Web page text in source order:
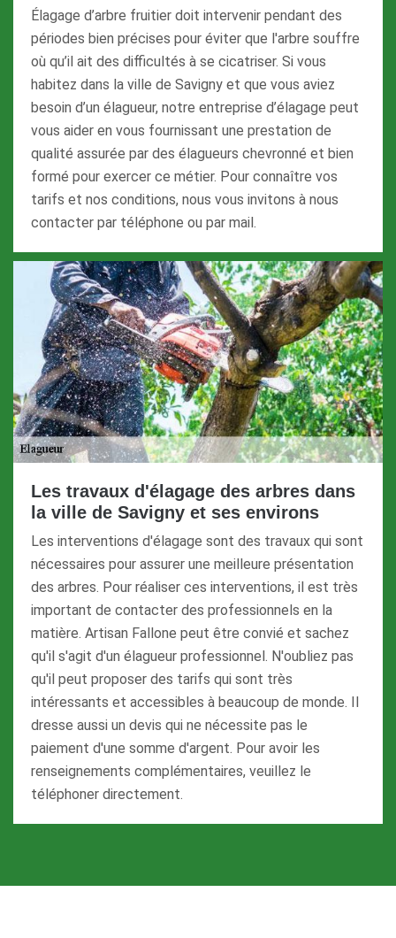
Élagage d’arbre fruitier doit intervenir pendant des
périodes bien précises pour éviter que l'arbre souffre
où qu’il ait des difficultés à se cicatriser. Si vous
habitez dans la ville de Savigny et que vous aviez
besoin d’un élagueur, notre entreprise d’élagage peut
vous aider en vous fournissant une prestation de
qualité assurée par des élagueurs chevronné et bien
formé pour exercer ce métier. Pour connaître vos
tarifs et nos conditions, nous vous invitons à nous
contacter par téléphone ou par mail.
Les travaux d'élagage des arbres dans
la ville de Savigny et ses environs
Les interventions d'élagage sont des travaux qui sont
nécessaires pour assurer une meilleure présentation
des arbres. Pour réaliser ces interventions, il est très
important de contacter des professionnels en la
matière. Artisan Fallone peut être convié et sachez
qu'il s'agit d'un élagueur professionnel. N'oubliez pas
qu'il peut proposer des tarifs qui sont très
intéressants et accessibles à beaucoup de monde. Il
dresse aussi un devis qui ne nécessite pas le
paiement d'une somme d'argent. Pour avoir les
renseignements complémentaires, veuillez le
téléphoner directement.